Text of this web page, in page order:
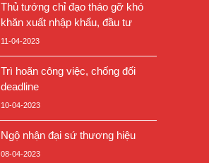
Thủ tướng chỉ đạo tháo gỡ khó
khăn xuất nhập khẩu, đầu tư
11-04-2023
Trì hoãn công việc, chống đối
deadline
10-04-2023
Ngộ nhận đại sứ thương hiệu
08-04-2023